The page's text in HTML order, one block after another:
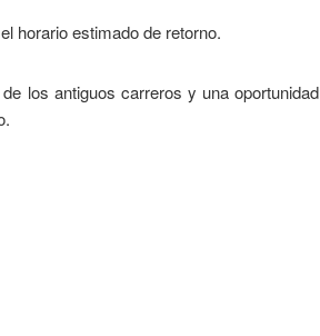
horario estimado de retorno.
los antiguos carreros y una oportunidad